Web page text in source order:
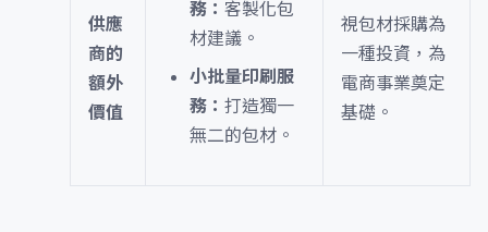
供應
商的
額外
價值
務： 客製化包
材建議。
小批量印刷服
務： 打造獨一
無二的包材。
視包材採購為
一種投資，為
電商事業奠定
基礎。